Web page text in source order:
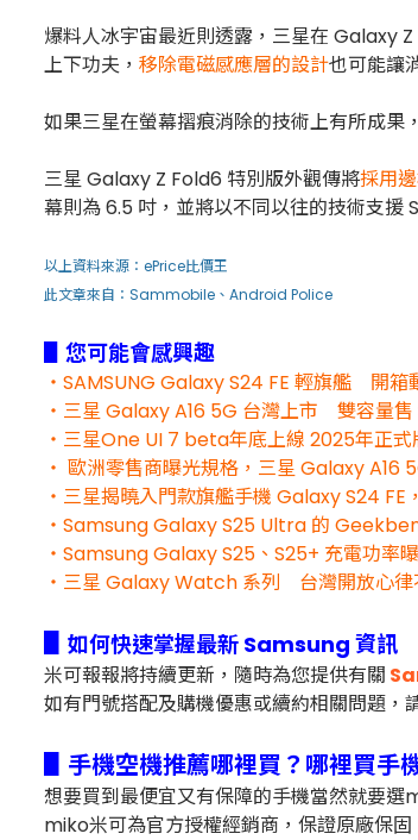
爆料人冰宇宙最近則透露，三星在 Galaxy
上下功夫， 移除電磁感應層的設計也可能讓
如果三星在螢幕摺痕消除的技術上有所成果
三星 Galaxy Z Fold6 特別版外觀傳將採用
幕則為 6.5 吋，並將以不同以往的技術支援
以上資料來源： ePrice比價王
此文章來自：Sammobile、 Android Police
▋您可能會感興趣
・SAMSUNG Galaxy S24 FE 輕旗艦 開箱
・三星 Galaxy A16 5G 台灣上市 雙容量
・三星One UI 7 beta年底上線 2025年正式
・ 歐洲零售商曝光規格，三星 Galaxy A16
・三星揭曉入門款旗艦手機 Galaxy S24
・Samsung Galaxy S25 Ultra 的
・Samsung Galaxy S25、S25+ 充電功率
・三星 Galaxy Watch 系列 台灣開放心律
如何快速掌握最新 Samsung 資訊
米可報報將持續更新，隨時為您提供有關
如有門號搭配及購機優惠或續約相關問題，
▋手機空機推薦哪裡買？哪裡買手
想要買到最便宜又有保障的手機當然就要選
miko米可為官方授權經銷商，保證原廠保